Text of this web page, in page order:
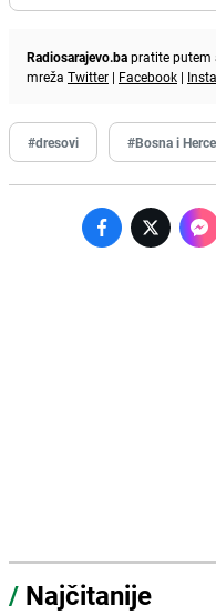
Radiosarajevo.bapratite putem
mreža Twitter | Facebook |
#dresovi #Bosna i
/ Najčitanije